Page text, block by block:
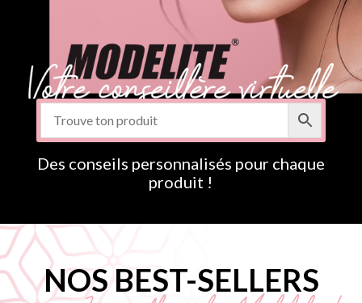
Des conseils personnalisés pour chaque
produit !
NOS BEST-SELLERS